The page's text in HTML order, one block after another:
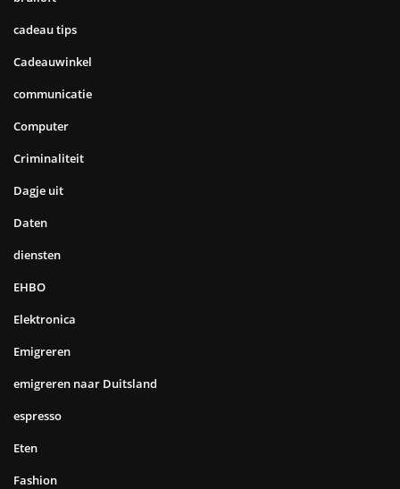
cadeau tips
Cadeauwinkel
communicatie
Computer
Criminaliteit
Dagje uit
Daten
diensten
EHBO
Elektronica
Emigreren
emigreren naar Duitsland
espresso
Eten
Fashion